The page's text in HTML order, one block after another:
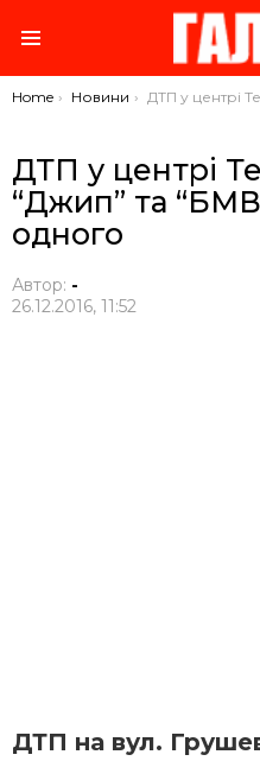
You are here:
Home Новини ДТП у центрі Тернополя: “Джип” та “БМВ” пом’яли один одного
ДТП у центрі
“Джип” та
одного
Автор: -
26.12.2016, 11:52
ДТП на вул.